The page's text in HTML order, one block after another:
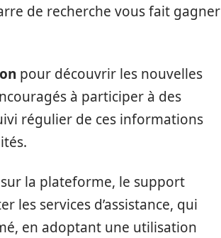
de recherche vous fait gagner
pour découvrir les nouvelles
à participer à des
régulier de ces informations
la plateforme, le support
les services d’assistance, qui
en adoptant une utilisation